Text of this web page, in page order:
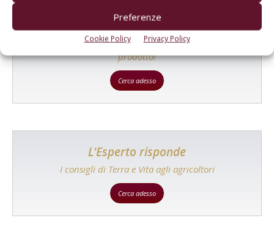
Preferenze
Cookie Policy Privacy Policy
Catalogo Aziende e Prodotti
Un modo semplice per cercare un'azienda o un
prodotto!
Cerca adesso
L'Esperto risponde
I consigli di Terra e Vita agli agricoltori
Cerca adesso